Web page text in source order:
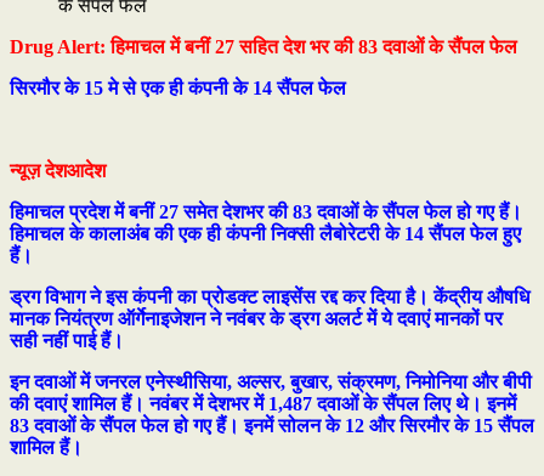
Drug Alert: हिमाचल में बनीं 27 सहित देश भर की 83 दवाओं के सैंपल फेल
सिरमौर के 15 मे से एक ही कंपनी के 14 सैंपल फेल
न्यूज़ देशआदेश
हिमाचल प्रदेश में बनीं 27 समेत देशभर की 83 दवाओं के सैंपल फेल हो गए हैं।
हिमाचल के कालाअंब की एक ही कंपनी निक्सी लैबोरेटरी के 14 सैंपल फेल हुए
हैं।
ड्रग विभाग ने इस कंपनी का प्रोडक्ट लाइसेंस रद्द कर दिया है। केंद्रीय औषधि
मानक नियंत्रण ऑर्गेनाइजेशन ने नवंबर के ड्रग अलर्ट में ये दवाएं मानकों पर
सही नहीं पाई हैं।
इन दवाओं में जनरल एनेस्थीसिया, अल्सर, बुखार, संक्रमण, निमोनिया और बीपी
की दवाएं शामिल हैं। नवंबर में देशभर में 1,487 दवाओं के सैंपल लिए थे। इनमें
83 दवाओं के सैंपल फेल हो गए हैं। इनमें सोलन के 12 और सिरमौर के 15 सैंपल
शामिल हैं।